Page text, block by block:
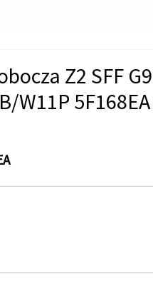
Z2 SFF
W11P 5F168EA